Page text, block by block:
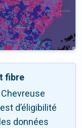
fibre
Chevreuse
d’éligibilité
données